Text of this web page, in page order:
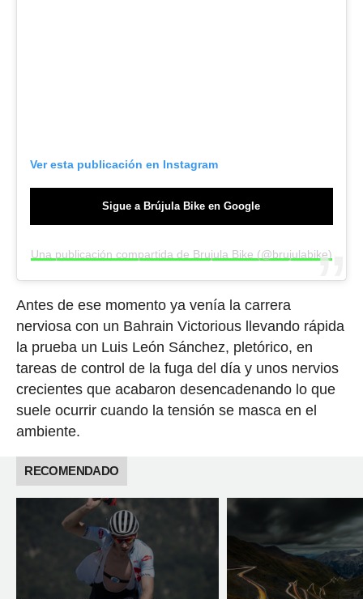
Ver esta publicación en Instagram
Sigue a Brújula Bike en Google
Una publicación compartida de Brujula Bike (@brujulabike)
Antes de ese momento ya venía la carrera
nerviosa con un Bahrain Victorious llevando rápida
la prueba un Luis León Sánchez, pletórico, en
tareas de control de la fuga del día y unos nervios
crecientes que acabaron desencadenando lo que
suele ocurrir cuando la tensión se masca en el
ambiente.
RECOMENDADO